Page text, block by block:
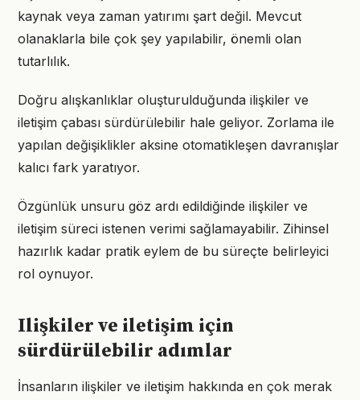
kaynak veya zaman yatırımı şart değil. Mevcut
olanaklarla bile çok şey yapılabilir, önemli olan
tutarlılık.
Doğru alışkanlıklar oluşturulduğunda ilişkiler ve
iletişim çabası sürdürülebilir hale geliyor. Zorlama ile
yapılan değişiklikler aksine otomatikleşen davranışlar
kalıcı fark yaratıyor.
Özgünlük unsuru göz ardı edildiğinde ilişkiler ve
iletişim süreci istenen verimi sağlamayabilir. Zihinsel
hazırlık kadar pratik eylem de bu süreçte belirleyici
rol oynuyor.
Ilişkiler ve iletişim için
sürdürülebilir adımlar
İnsanların ilişkiler ve iletişim hakkında en çok merak